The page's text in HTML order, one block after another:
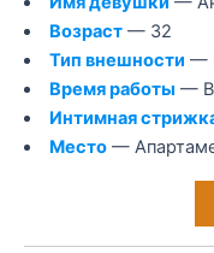
Возраст— 32
Тип внешности —
Время работы — В
Интимная
Место—